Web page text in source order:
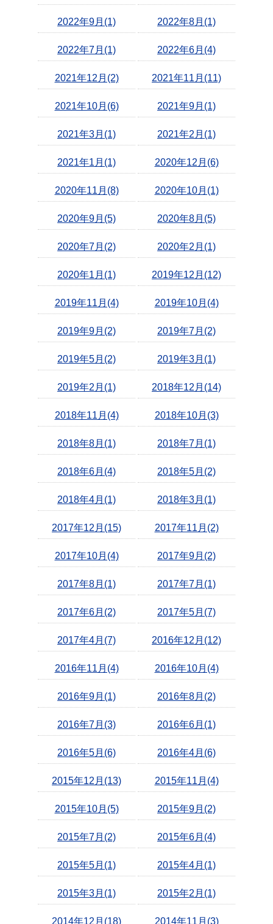
2022年9月(1) 2022年8月(1)
2022年7月(1) 2022年6月(4)
2021年12月(2) 2021年11月(11)
2021年10月(6) 2021年9月(1)
2021年3月(1) 2021年2月(1)
2021年1月(1) 2020年12月(6)
2020年11月(8) 2020年10月(1)
2020年9月(5) 2020年8月(5)
2020年7月(2) 2020年2月(1)
2020年1月(1) 2019年12月(12)
2019年11月(4) 2019年10月(4)
2019年9月(2) 2019年7月(2)
2019年5月(2) 2019年3月(1)
2019年2月(1) 2018年12月(14)
2018年11月(4) 2018年10月(3)
2018年8月(1) 2018年7月(1)
2018年6月(4) 2018年5月(2)
2018年4月(1) 2018年3月(1)
2017年12月(15) 2017年11月(2)
2017年10月(4) 2017年9月(2)
2017年8月(1) 2017年7月(1)
2017年6月(2) 2017年5月(7)
2017年4月(7) 2016年12月(12)
2016年11月(4) 2016年10月(4)
2016年9月(1) 2016年8月(2)
2016年7月(3) 2016年6月(1)
2016年5月(6) 2016年4月(6)
2015年12月(13) 2015年11月(4)
2015年10月(5) 2015年9月(2)
2015年7月(2) 2015年6月(4)
2015年5月(1) 2015年4月(1)
2015年3月(1) 2015年2月(1)
2014年12月(18) 2014年11月(3)